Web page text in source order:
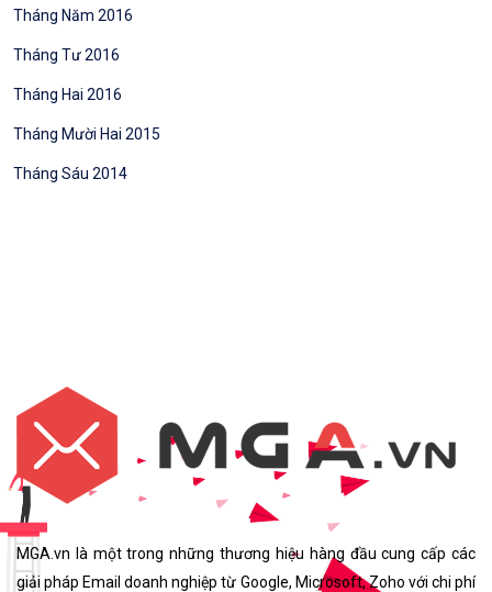
Tháng Năm 2016
Tháng Tư 2016
Tháng Hai 2016
Tháng Mười Hai 2015
Tháng Sáu 2014
MGA.vn là một trong những thương hiệu hàng đầu cung cấp các
giải pháp Email doanh nghiệp từ Google, Microsoft, Zoho với chi phí